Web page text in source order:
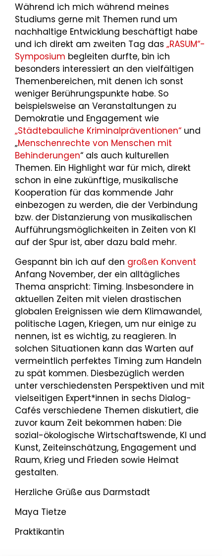
Während ich mich während meines
Studiums gerne mit Themen rund um
nachhaltige Entwicklung beschäftigt habe
und ich direkt am zweiten Tag das „RASUM“-
Symposium begleiten durfte, bin ich
besonders interessiert an den vielfältigen
Themenbereichen, mit denen ich sonst
weniger Berührungspunkte habe. So
beispielsweise an Veranstaltungen zu
Demokratie und Engagement wie
„Städtebauliche Kriminalpräventionen“ und
„Menschenrechte von Menschen mit
Behinderungen“ als auch kulturellen
Themen. Ein Highlight war für mich, direkt
schon in eine zukünftige, musikalische
Kooperation für das kommende Jahr
einbezogen zu werden, die der Verbindung
bzw. der Distanzierung von musikalischen
Aufführungsmöglichkeiten in Zeiten von KI
auf der Spur ist, aber dazu bald mehr.
Gespannt bin ich auf den großen Konvent
Anfang November, der ein alltägliches
Thema anspricht: Timing. Insbesondere in
aktuellen Zeiten mit vielen drastischen
globalen Ereignissen wie dem Klimawandel,
politische Lagen, Kriegen, um nur einige zu
nennen, ist es wichtig, zu reagieren. In
solchen Situationen kann das Warten auf
vermeintlich perfektes Timing zum Handeln
zu spät kommen. Diesbezüglich werden
unter verschiedensten Perspektiven und mit
vielseitigen Expert*innen in sechs Dialog-
Cafés verschiedene Themen diskutiert, die
zuvor kaum Zeit bekommen haben: Die
sozial-ökologische Wirtschaftswende, KI und
Kunst, Zeiteinschätzung, Engagement und
Raum, Krieg und Frieden sowie Heimat
gestalten.
Herzliche Grüße aus Darmstadt
Maya Tietze
Praktikantin